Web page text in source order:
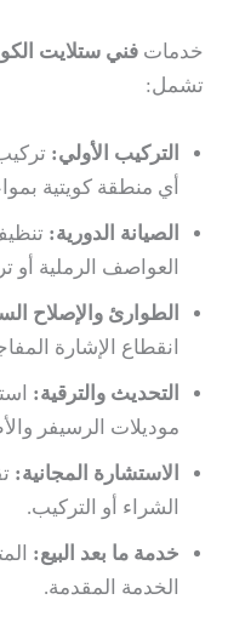
خدمات فني ستلايت
تشمل:
التركيب الأولي:
أي منطقة كويتية
الصيانة الدورية:
العواصف الرملية أو
الطوارئ والإصلاح
انقطاع الإشارة
التحديث والترقية:
موديلات الرسيفر
الاستشارة المجانية:
الشراء أو التركيب.
خدمة ما بعد البيع:
الخدمة المقدمة.